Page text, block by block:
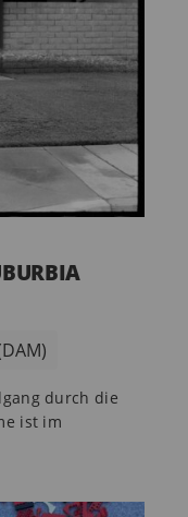
durch die
ist im